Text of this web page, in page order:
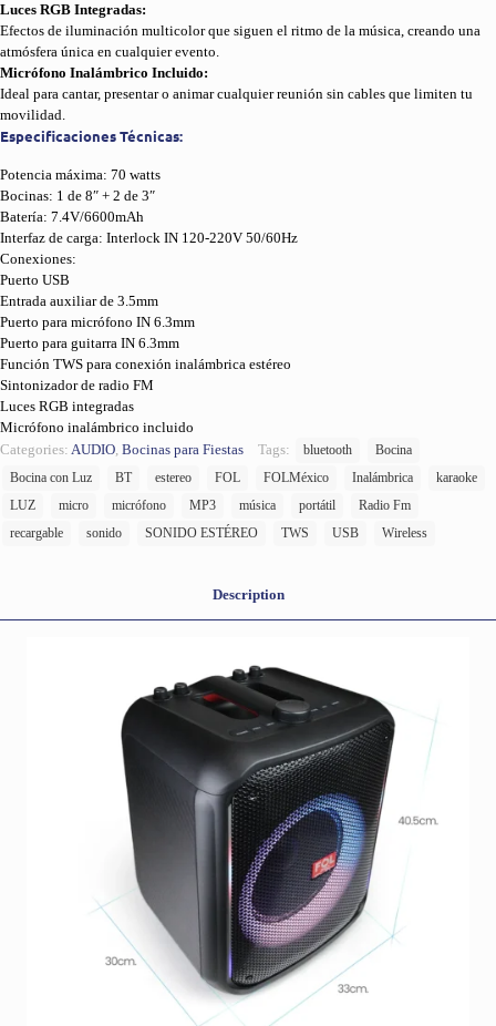
Luces RGB Integradas:
Efectos de iluminación multicolor que siguen el ritmo de la música, creando una
atmósfera única en cualquier evento.
Micrófono Inalámbrico Incluido:
Ideal para cantar, presentar o animar cualquier reunión sin cables que limiten tu
movilidad.
Especificaciones Técnicas:
Potencia máxima: 70 watts
Bocinas: 1 de 8″ + 2 de 3″
Batería: 7.4V/6600mAh
Interfaz de carga: Interlock IN 120-220V 50/60Hz
Conexiones:
Puerto USB
Entrada auxiliar de 3.5mm
Puerto para micrófono IN 6.3mm
Puerto para guitarra IN 6.3mm
Función TWS para conexión inalámbrica estéreo
Sintonizador de radio FM
Luces RGB integradas
Micrófono inalámbrico incluido
Categories: AUDIO, Bocinas para Fiestas Tags: bluetooth
Bocina
Bocina con Luz
BT estereo FOL FOLMéxico Inalámbrica
karaoke
LUZ
micro micrófono MP3 música portátil
Radio Fm
recargable
sonido SONIDO ESTÉREO TWS USB Wireless
Description